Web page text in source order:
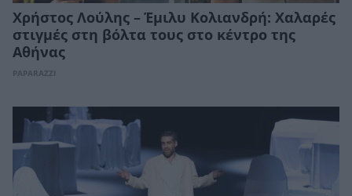
Χρήστος Λούλης – Έμιλυ Κολιανδρή: Χαλαρές
στιγμές στη βόλτα τους στο κέντρο της
Αθήνας
PAPARAZZI